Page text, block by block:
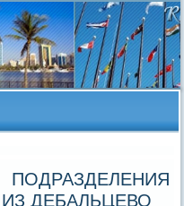
ДЕБАЛЬЦЕВО